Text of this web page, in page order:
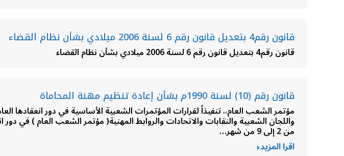
قانون رقم4 بتعديل قانون رقم 6 لسنة 2006 ميلادي بشأن نظام القضاء
قانون رقم4 بتعديل قانون رقم 6 لسنة 2006 ميلادي بشأن نظام القضاء
قانون رقم (10) لسنة 1990م بشأن إعادة تنظيم مهنة المحاماة
من 2 إلى 9 من شهر…
اقرا المزيد